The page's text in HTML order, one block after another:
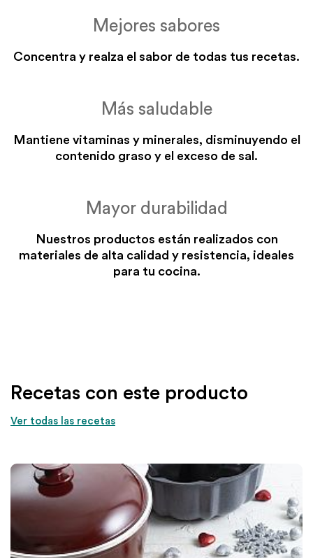
Mejores sabores
Concentra y realza el sabor de todas tus recetas.
Más saludable
Mantiene vitaminas y minerales, disminuyendo el
contenido graso y el exceso de sal.
Mayor durabilidad
Nuestros productos están realizados con
materiales de alta calidad y resistencia, ideales
para tu cocina.
Recetas con este producto
Ver todas las recetas